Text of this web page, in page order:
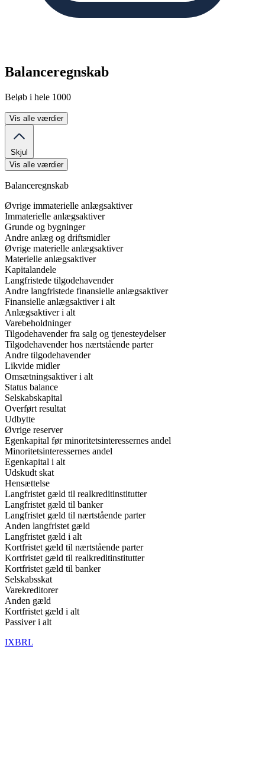
Balanceregnskab
Beløb i hele 1000
Vis alle værdier
Skjul
Vis alle værdier
Balanceregnskab
Øvrige immaterielle anlægsaktiver
Immaterielle anlægsaktiver
Grunde og bygninger
Andre anlæg og driftsmidler
Øvrige materielle anlægsaktiver
Materielle anlægsaktiver
Kapitalandele
Langfristede tilgodehavender
Andre langfristede finansielle anlægsaktiver
Finansielle anlægsaktiver i alt
Anlægsaktiver i alt
Varebeholdninger
Tilgodehavender fra salg og tjenesteydelser
Tilgodehavender hos nærtstående parter
Andre tilgodehavender
Likvide midler
Omsætningsaktiver i alt
Status balance
Selskabskapital
Overført resultat
Udbytte
Øvrige reserver
Egenkapital før minoritetsinteressernes andel
Minoritetsinteressernes andel
Egenkapital i alt
Udskudt skat
Hensættelse
Langfristet gæld til realkreditinstitutter
Langfristet gæld til banker
Langfristet gæld til nærtstående parter
Anden langfristet gæld
Langfristet gæld i alt
Kortfristet gæld til nærtstående parter
Kortfristet gæld til realkreditinstitutter
Kortfristet gæld til banker
Selskabsskat
Varekreditorer
Anden gæld
Kortfristet gæld i alt
Passiver i alt
IXBRL